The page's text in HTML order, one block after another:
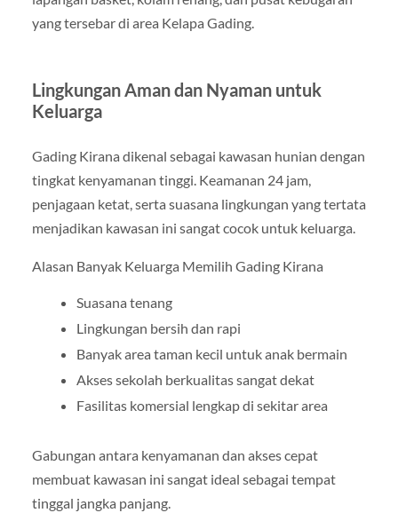
yang tersebar di area Kelapa Gading.
Lingkungan Aman dan Nyaman untuk
Keluarga
Gading Kirana dikenal sebagai kawasan hunian dengan
tingkat kenyamanan tinggi. Keamanan 24 jam,
penjagaan ketat, serta suasana lingkungan yang tertata
menjadikan kawasan ini sangat cocok untuk keluarga.
Alasan Banyak Keluarga Memilih Gading Kirana
Suasana tenang
Lingkungan bersih dan rapi
Banyak area taman kecil untuk anak bermain
Akses sekolah berkualitas sangat dekat
Fasilitas komersial lengkap di sekitar area
Gabungan antara kenyamanan dan akses cepat
membuat kawasan ini sangat ideal sebagai tempat
tinggal jangka panjang.